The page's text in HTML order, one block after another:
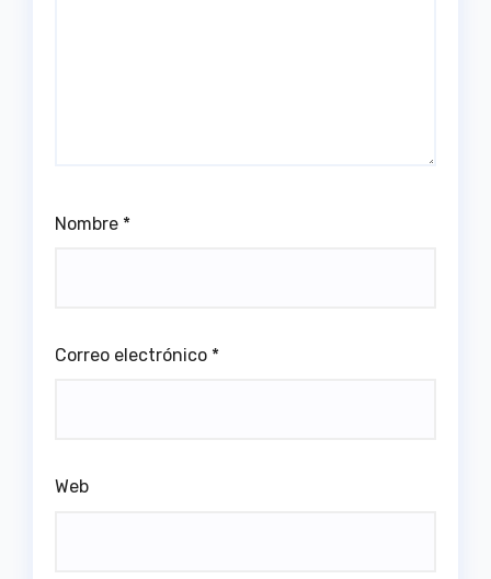
Nombre *
Correo electrónico *
Web